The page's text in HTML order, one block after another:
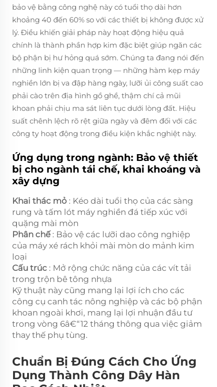
bảo vệ bằng công nghệ này có tuổi thọ dài hơn
khoảng 40 đến 60% so với các thiết bị không được xử
lý. Điều khiến giải pháp này hoạt động hiệu quả
chính là thành phần hợp kim đặc biệt giúp ngăn các
bộ phận bị hư hỏng quá sớm. Chúng ta đang nói đến
những linh kiện quan trọng — những hàm kẹp máy
nghiền lớn bị va đập hàng ngày, lưỡi ủi công suất cao
phải cào trên địa hình gồ ghề, thậm chí cả mũi
khoan phải chịu ma sát liên tục dưới lòng đất. Hiệu
suất chênh lệch rõ rệt giữa ngày và đêm đối với các
công ty hoạt động trong điều kiện khắc nghiệt này.
Ứng dụng trong ngành: Bảo vệ thiết
bị cho ngành tái chế, khai khoáng và
xây dựng
Khai thác mỏ : Kéo dài tuổi thọ của các sàng
rung và tấm lót máy nghiền đá tiếp xúc với
quặng mài mòn
Phân chế : Bảo vệ các lưỡi dao công nghiệp
của máy xé rách khỏi mài mòn do mảnh kim
loại
Cấu trúc : Mở rộng chức năng của các vít tải
trong trộn bê tông nhựa
Kỹ thuật này cũng mang lại lợi ích cho các
công cụ canh tác nông nghiệp và các bộ phận
khoan ngoài khơi, mang lại lợi nhuận đầu tư
trong vòng 6â€“12 tháng thông qua việc giảm
thay thế phụ tùng.
Chuẩn Bị Đúng Cách Cho Ứng
Dụng Thành Công Dây Hàn